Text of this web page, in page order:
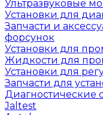
Ультразвуковые
Установки для
Запчасти и
форсунок
Установки для
Жидкости для
Установки для
Запчасти для
Диагностические
Jaltest